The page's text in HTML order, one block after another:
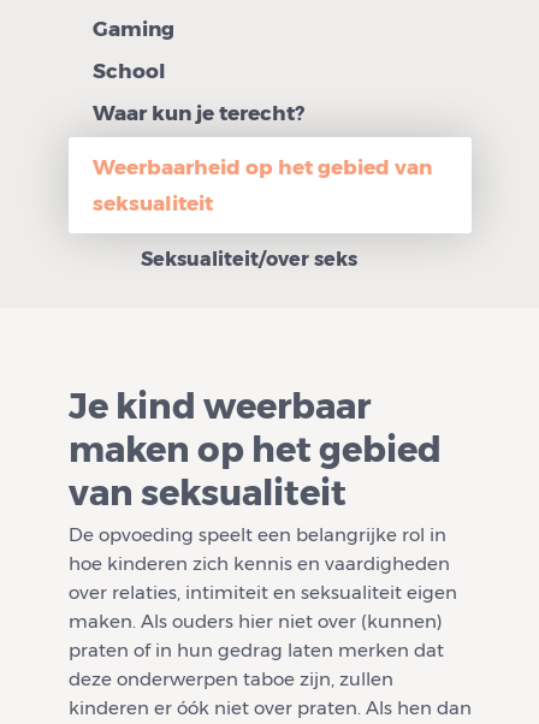
Gaming
School
Waar kun je terecht?
Weerbaarheid op het gebied van
seksualiteit
Seksualiteit/over seks
Je kind weerbaar
maken op het gebied
van seksualiteit
De opvoeding speelt een belangrijke rol in
hoe kinderen zich kennis en vaardigheden
over relaties, intimiteit en seksualiteit eigen
maken. Als ouders hier niet over (kunnen)
praten of in hun gedrag laten merken dat
deze onderwerpen taboe zijn, zullen
kinderen er óók niet over praten. Als hen dan